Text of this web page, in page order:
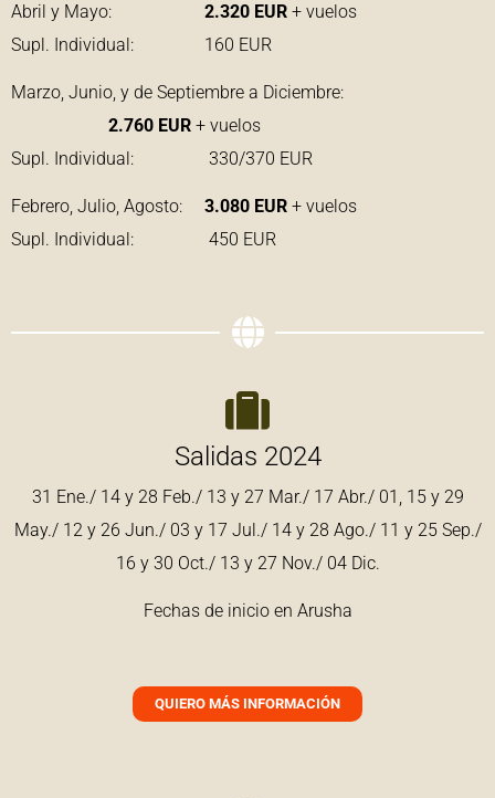
Abril y Mayo: 2.320 EUR + vuelos
Supl. Individual: 160 EUR
Marzo, Junio, y de Septiembre a Diciembre:
2.760 EUR + vuelos
Supl. Individual: 330/370 EUR
Febrero, Julio, Agosto: 3.080 EUR + vuelos
Supl. Individual: 450 EUR
Salidas 2024
31 Ene./ 14 y 28 Feb./ 13 y 27 Mar./ 17 Abr./ 01, 15 y 29
May./ 12 y 26 Jun./ 03 y 17 Jul./ 14 y 28 Ago./ 11 y 25 Sep./
16 y 30 Oct./ 13 y 27 Nov./ 04 Dic.
Fechas de inicio en Arusha
QUIERO MÁS INFORMACIÓN